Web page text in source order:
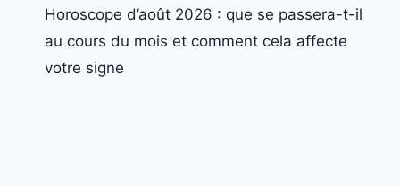
Horoscope d’août 2026 : que se passera-t-il
au cours du mois et comment cela affecte
votre signe